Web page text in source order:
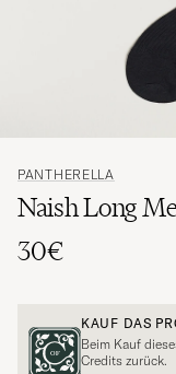
PANTHERELLA
Naish Long
30€
KAUF DAS
Beim Kauf
Credits zurück.